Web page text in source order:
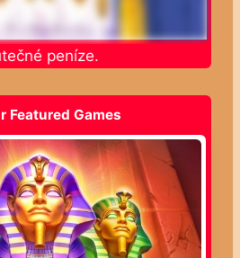
peníze.
Featured Games